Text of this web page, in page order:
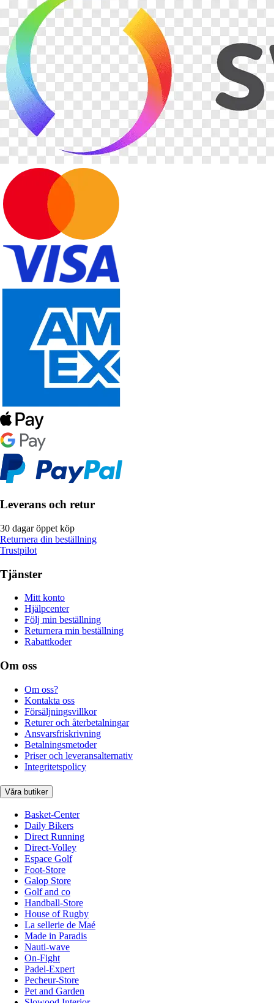
Leverans och retur
30 dagar öppet köp
Returnera din beställning
Trustpilot
Tjänster
Mitt konto
Hjälpcenter
Följ min beställning
Returnera min beställning
Rabattkoder
Om oss
Om oss?
Kontakta oss
Försäljningsvillkor
Returer och återbetalningar
Ansvarsfriskrivning
Betalningsmetoder
Priser och leveransalternativ
Integritetspolicy
Våra butiker
Basket-Center
Daily Bikers
Direct Running
Direct-Volley
Espace Golf
Foot-Store
Galop Store
Golf and co
Handball-Store
House of Rugby
La sellerie de Maé
Made in Paradis
Nauti-wave
On-Fight
Padel-Expert
Pecheur-Store
Pet and Garden